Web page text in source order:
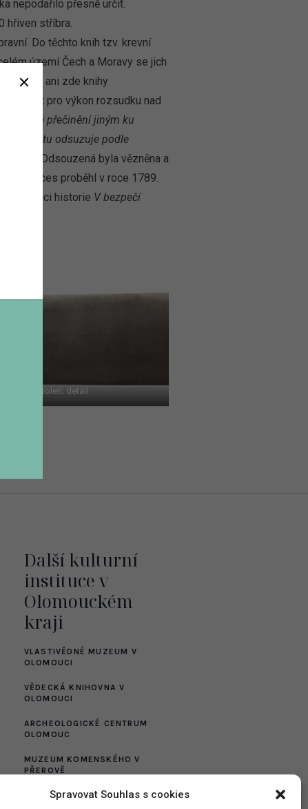
Spravovat Souhlas s cookies
nepodařilo přesně určit.
hřiven stříbra.
Do těchto knih tzv. krevní
území Čech a Moravy se jich
se ani zde knihy
to být pro výkon rozsudku nad
její těžké přečinění jiným ku
se taky tu odsuzuje podle
léta. Odsouzená byla vězněna a
proces proběhl v roce 1789.
v expozici historie V bezpečí
18. století; detail.
Další kulturní
instituce v
Olomouckém
kraji
VLASTIVĚDNÉ MUZEUM V
OLOMOUCI
VĚDECKÁ KNIHOVNA V
OLOMOUCI
ARCHEOLOGICKÉ CENTRUM
OLOMOUC
MUZEUM KOMENSKÉHO V
PŘEROVĚ
VLASTIVĚDNÉ MUZEUM